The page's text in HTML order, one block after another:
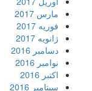
مارس 2017
فوریه 2017
ژانویه 2017
دسامبر 2016
نوامبر 2016
اکتبر 2016
سپتامبر 2016